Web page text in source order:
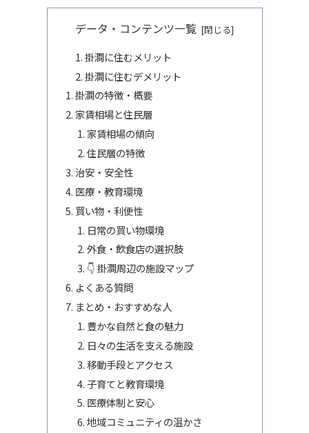
データ・コンテンツ一覧
掛澗に住むメリット
掛澗に住むデメリット
掛澗の特徴・概要
家賃相場と住民層
家賃相場の傾向
住民層の特徴
治安・安全性
医療・教育環境
買い物・利便性
日常の買い物環境
外食・飲食店の選択肢
👇 掛澗周辺の施設マップ
よくある質問
まとめ・おすすめな人
豊かな自然と食の魅力
日々の生活を支える施設
移動手段とアクセス
子育てと教育環境
医療体制と安心
地域コミュニティの温かさ